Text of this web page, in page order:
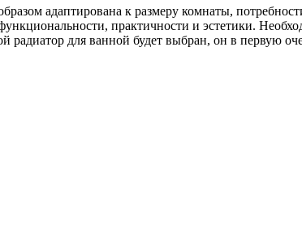
адаптирована к размеру комнаты,
практичности и эстетики.
радиатор для ванной будет выбран, он в первую